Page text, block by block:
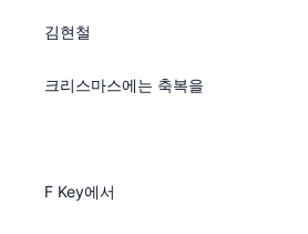
김현철
크리스마스에는 축복을
F Key에서